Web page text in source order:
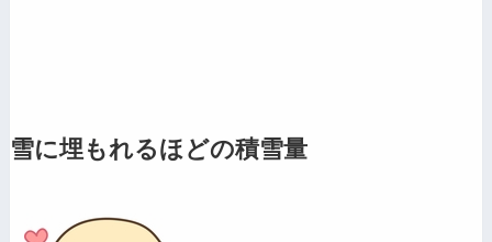
雪に埋もれるほどの積雪量